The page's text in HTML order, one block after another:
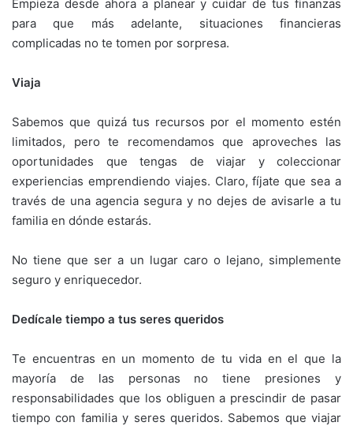
Empieza desde ahora a planear y cuidar de tus finanzas
para que más adelante, situaciones financieras
complicadas no te tomen por sorpresa.
Viaja
Sabemos que quizá tus recursos por el momento estén
limitados, pero te recomendamos que aproveches las
oportunidades que tengas de viajar y coleccionar
experiencias emprendiendo viajes. Claro, fíjate que sea a
través de una agencia segura y no dejes de avisarle a tu
familia en dónde estarás.
No tiene que ser a un lugar caro o lejano, simplemente
seguro y enriquecedor.
Dedícale tiempo a tus seres queridos
Te encuentras en un momento de tu vida en el que la
mayoría de las personas no tiene presiones y
responsabilidades que los obliguen a prescindir de pasar
tiempo con familia y seres queridos. Sabemos que viajar